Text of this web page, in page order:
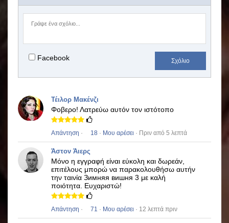
Facebook Σχόλιο
Τέιλορ Μακένζι
Φοβερο! Λατρεύω αυτόν τον ιστότοπο
Απάντηση · 18 · Μου αρέσει · Πριν από 5 λεπτά
Άστον Άιερς
Μόνο η εγγραφή είναι εύκολη και δωρεάν,
επιτέλους μπορώ να παρακολουθήσω αυτήν
την ταινία Зимняя вишня 3 με καλή
ποιότητα. Ευχαριστώ!
Απάντηση · 71 · Μου αρέσει · 12 λεπτά πριν